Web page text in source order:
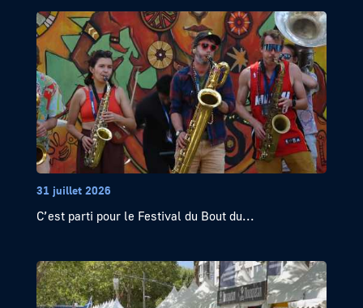
31 juillet 2026
C’est parti pour le Festival du Bout du...